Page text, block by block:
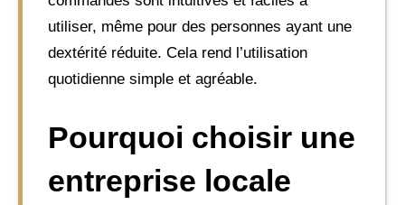
utiliser, même pour des personnes ayant une
dextérité réduite. Cela rend l’utilisation
quotidienne simple et agréable.
Pourquoi choisir une
entreprise locale